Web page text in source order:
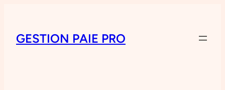
GESTION PAIE PRO